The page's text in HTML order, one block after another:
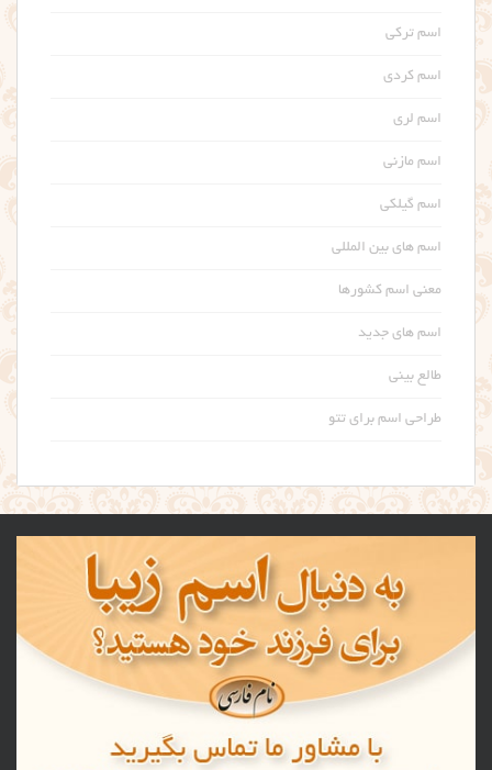
اسم ترکی
اسم کردی
اسم لری
اسم مازنی
اسم گیلکی
اسم های بین المللی
معنی اسم کشورها
اسم های جدید
طالع بینی
طراحی اسم برای تتو